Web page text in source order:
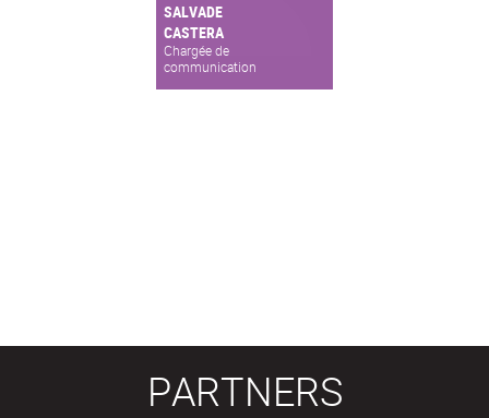
SALVADE
CASTERA
Chargée de
communication
PARTNERS